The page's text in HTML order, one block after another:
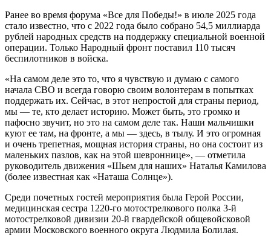
Ранее во время форума «Все для Победы!» в июле 2025 года
стало известно, что с 2022 года было собрано 54,5 миллиарда
рублей народных средств на поддержку специальной военной
операции. Только Народный фронт поставил 110 тысяч
беспилотников в войска.
«На самом деле это то, что я чувствую и думаю с самого
начала СВО и всегда говорю своим волонтерам в попытках
поддержать их. Сейчас, в этот непростой для страны период,
мы — те, кто делает историю. Может быть, это громко и
пафосно звучит, но это на самом деле так. Наши мальчишки
куют ее там, на фронте, а мы — здесь, в тылу. И это огромная
и очень трепетная, мощная история страны, но она состоит из
маленьких пазлов, как на этой шевроннице», — отметила
руководитель движения «Шьем для наших» Наталья Камилова
(более известная как «Наташа Солнце»).
Среди почетных гостей мероприятия была Герой России,
медицинская сестра 1220-го мотострелкового полка 3-й
мотострелковой дивизии 20-й гвардейской общевойсковой
армии Московского военного округа Людмила Болилая.